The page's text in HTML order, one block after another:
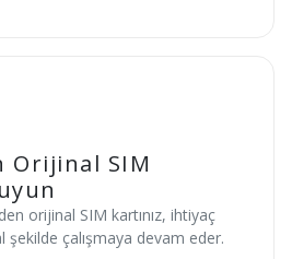
Orijinal SIM
orijinal SIM kartınız, ihtiyaç
çalışmaya devam eder.